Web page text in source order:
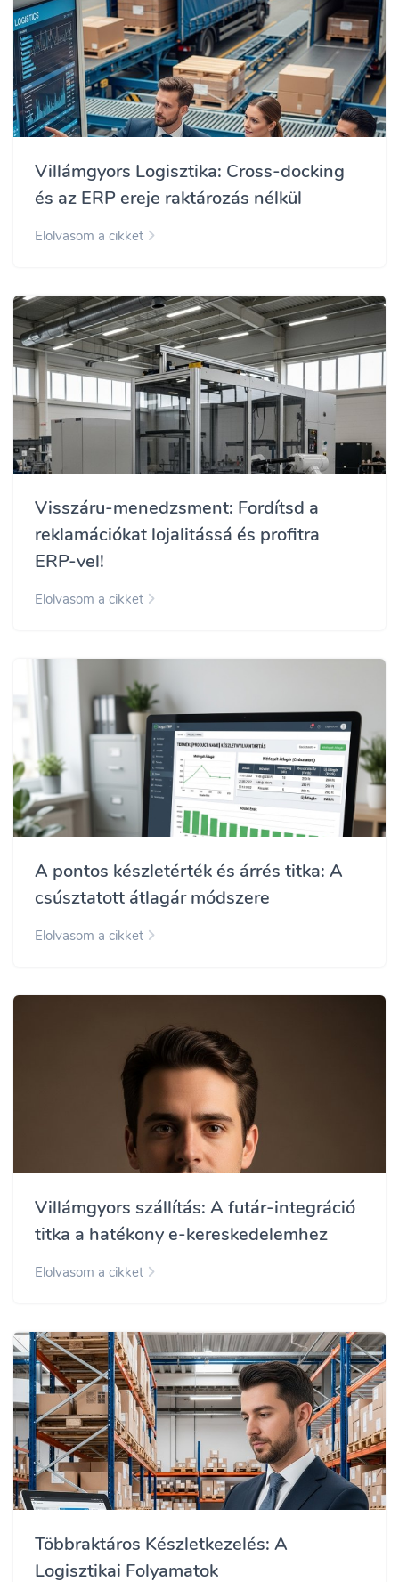
Villámgyors Logisztika: Cross-docking
és az ERP ereje raktározás nélkül
Elolvasom a cikket
Visszáru-menedzsment: Fordítsd a
reklamációkat lojalitássá és profitra
ERP-vel!
Elolvasom a cikket
A pontos készletérték és árrés titka: A
csúsztatott átlagár módszere
Elolvasom a cikket
Villámgyors szállítás: A futár-integráció
titka a hatékony e-kereskedelemhez
Elolvasom a cikket
Többraktáros Készletkezelés: A
Logisztikai Folyamatok